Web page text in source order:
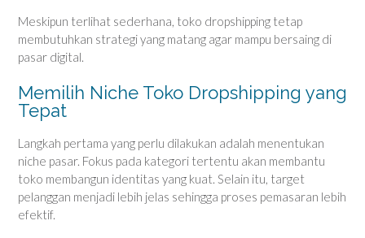
Meskipun terlihat sederhana, toko dropshipping tetap
membutuhkan strategi yang matang agar mampu bersaing di
pasar digital.
Memilih Niche Toko Dropshipping yang
Tepat
Langkah pertama yang perlu dilakukan adalah menentukan
niche pasar. Fokus pada kategori tertentu akan membantu
toko membangun identitas yang kuat. Selain itu, target
pelanggan menjadi lebih jelas sehingga proses pemasaran lebih
efektif.